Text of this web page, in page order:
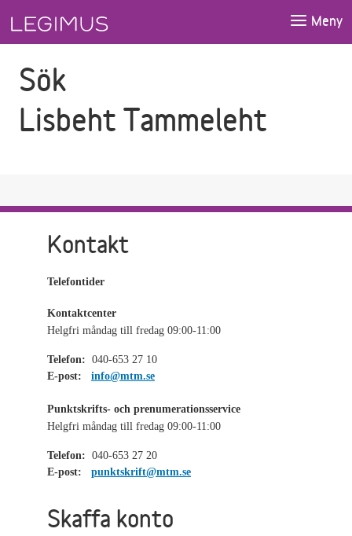
Meny
Sök
Lisbeht Tammeleht
Kontakt
Telefontider
Kontaktcenter
Helgfri måndag till fredag 09:00-11:00
Telefon: 040-653 27 10
E-post:
info@mtm.se
Punktskrifts- och prenumerationsservice
Helgfri måndag till fredag 09:00-11:00
Telefon: 040-653 27 20
E-post:
punktskrift@mtm.se
Skaffa konto